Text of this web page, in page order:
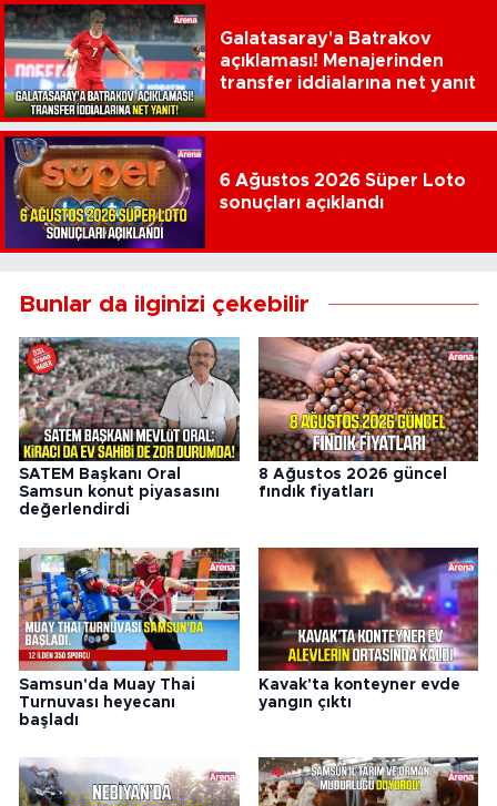
Galatasaray'a Batrakov
açıklaması! Menajerinden
transfer iddialarına net yanıt
6 Ağustos 2026 Süper Loto
sonuçları açıklandı
Bunlar da ilginizi çekebilir
SATEM Başkanı Oral
Samsun konut piyasasını
değerlendirdi
8 Ağustos 2026 güncel
fındık fiyatları
Samsun'da Muay Thai
Turnuvası heyecanı
başladı
Kavak'ta konteyner evde
yangın çıktı